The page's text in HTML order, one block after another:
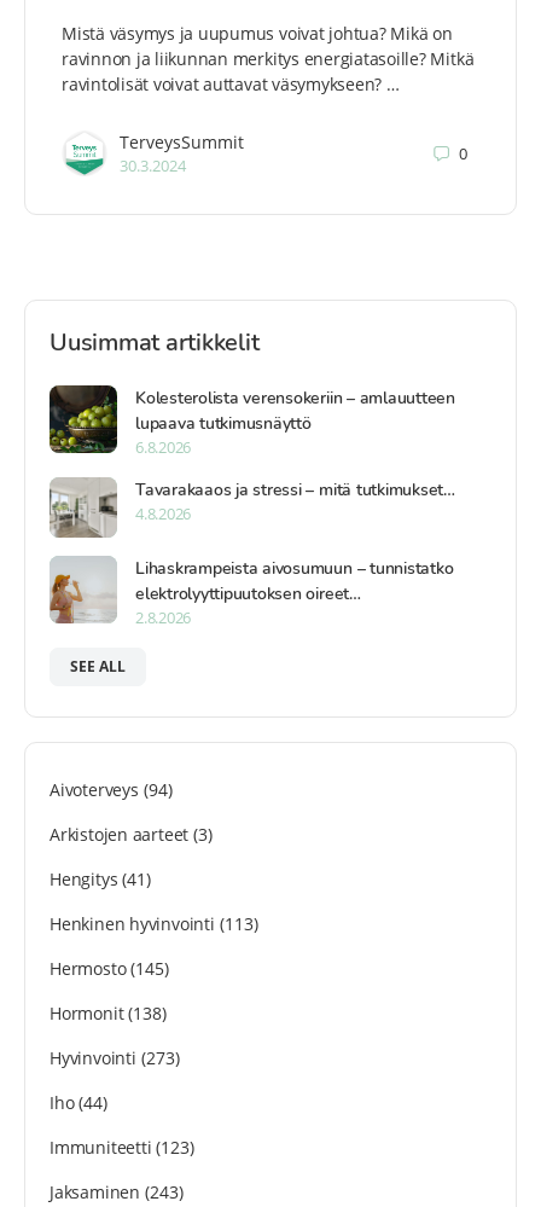
Mistä väsymys ja uupumus voivat johtua? Mikä on
ravinnon ja liikunnan merkitys energiatasoille? Mitkä
ravintolisät voivat auttavat väsymykseen? …
TerveysSummit
30.3.2024
0
Uusimmat artikkelit
Kolesterolista verensokeriin – amlauutteen
lupaava tutkimusnäyttö
6.8.2026
Tavarakaaos ja stressi – mitä tutkimukset…
4.8.2026
Lihaskrampeista aivosumuun – tunnistatko
elektrolyyttipuutoksen oireet…
2.8.2026
SEE ALL
Aivoterveys (94)
Arkistojen aarteet (3)
Hengitys (41)
Henkinen hyvinvointi (113)
Hermosto(145)
Hormonit(138)
Hyvinvointi (273)
Iho(44)
Immuniteetti (123)
Jaksaminen (243)